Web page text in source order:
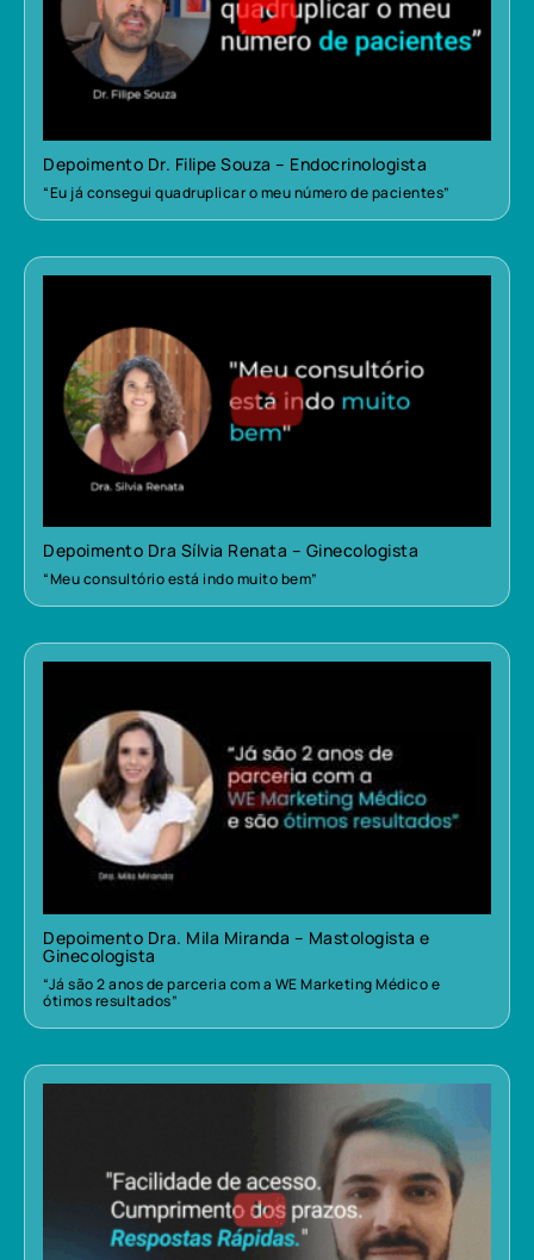
Depoimento Dr. Filipe Souza – Endocrinologista
“Eu já consegui quadruplicar o meu número de pacientes”
Depoimento Dra Sílvia Renata – Ginecologista
“Meu consultório está indo muito bem”
Depoimento Dra. Mila Miranda – Mastologista e
Ginecologista
“Já são 2 anos de parceria com a WE Marketing Médico e
ótimos resultados”